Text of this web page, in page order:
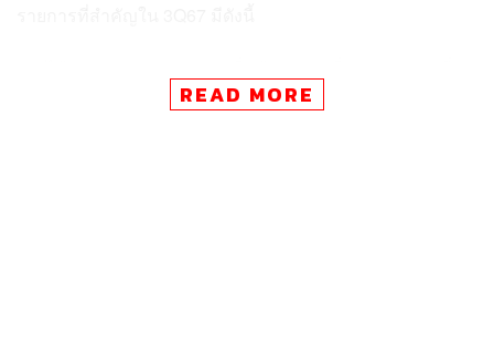
หดตัวลงไปหักล้างการขยายสาขา ซึ่งประเมินได้ว่า SSS ใน
READ MORE